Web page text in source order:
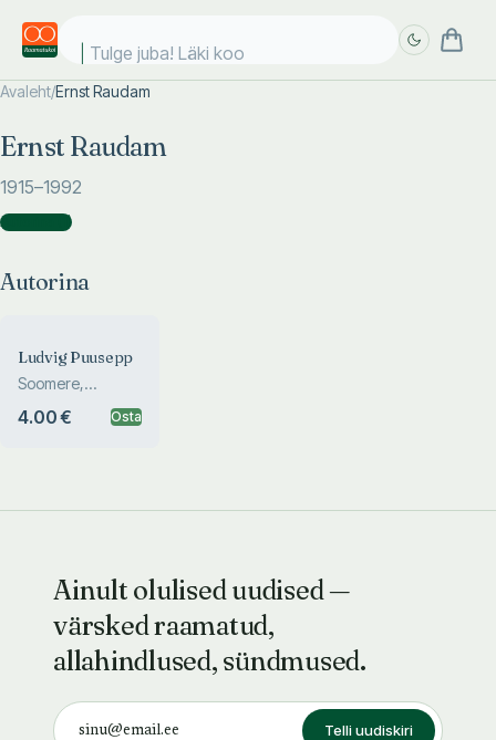
Tulge juba! Läki kool
Avaleht/Ernst Raudam
Ernst Raudam
1915–1992
Autorina )
Autorina
Ludvig Puusepp
Soomere,
4.00 € Osta
Ainult olulised uudised —
värsked raamatud,
allahindlused, sündmused.
Telli uudiskiri